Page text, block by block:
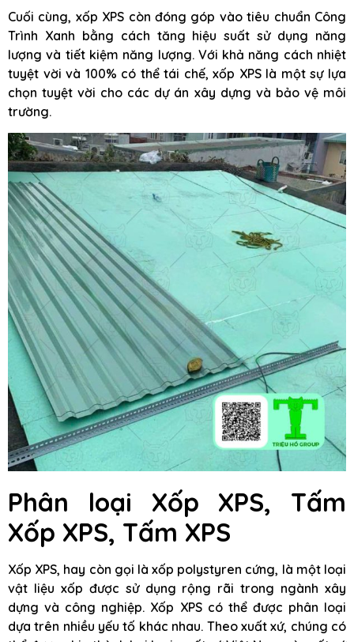
Cuối cùng, xốp XPS còn đóng góp vào tiêu chuẩn Công
Trình Xanh bằng cách tăng hiệu suất sử dụng năng
lượng và tiết kiệm năng lượng. Với khả năng cách nhiệt
tuyệt vời và 100% có thể tái chế, xốp XPS là một sự lựa
chọn tuyệt vời cho các dự án xây dựng và bảo vệ môi
trường.
Phân loại Xốp XPS, Tấm
Xốp XPS, Tấm XPS
Xốp XPS, hay còn gọi là xốp polystyren cứng, là một loại
vật liệu xốp được sử dụng rộng rãi trong ngành xây
dựng và công nghiệp. Xốp XPS có thể được phân loại
dựa trên nhiều yếu tố khác nhau. Theo xuất xứ, chúng có